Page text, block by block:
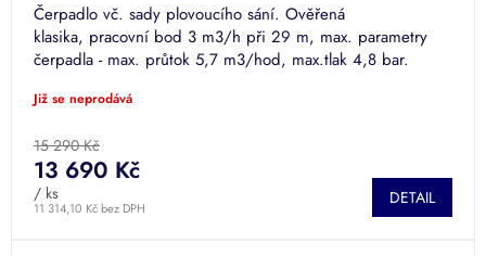
Čerpadlo vč. sady plovoucího sání. Ověřená
klasika, pracovní bod 3 m3/h při 29 m, max. parametry
čerpadla - max. průtok 5,7 m3/hod, max.tlak 4,8 bar.
Již se neprodává
15 290 Kč
11 314,10 Kč bez DPH
13 690 Kč
/ ks DETAIL